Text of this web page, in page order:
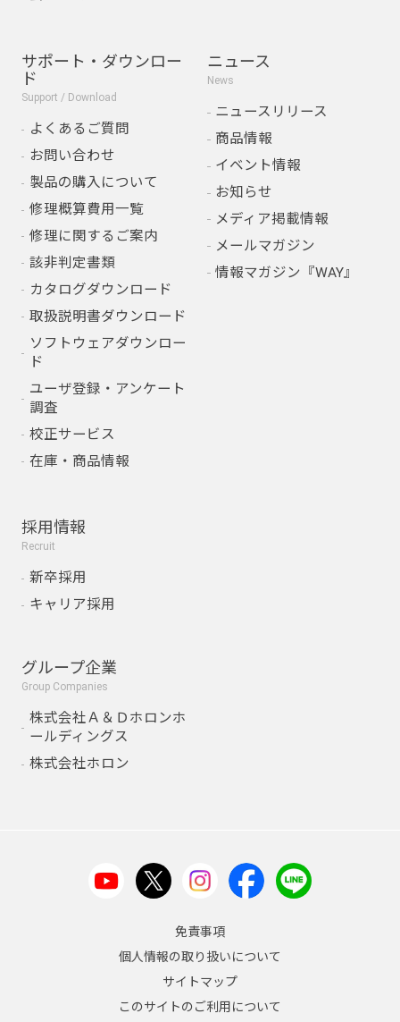
サポート・ダウンロー
ド
Support / Download
よくあるご質問
お問い合わせ
製品の購入について
修理概算費用一覧
修理に関するご案内
該非判定書類
カタログダウンロード
取扱説明書ダウンロード
ソフトウェアダウンロー
ド
ユーザ登録・アンケート
調査
校正サービス
在庫・商品情報
ニュース
News
ニュースリリース
商品情報
イベント情報
お知らせ
メディア掲載情報
メールマガジン
情報マガジン『WAY』
採用情報
Recruit
新卒採用
キャリア採用
グループ企業
Group Companies
株式会社Ａ＆Ｄホロンホ
ールディングス
株式会社ホロン
免責事項
個人情報の取り扱いについて
サイトマップ
このサイトのご利用について